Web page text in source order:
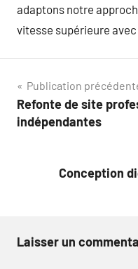
adaptons notre
vitesse supérieure
Navigation
de
Publication
Refonte de site
indépendantes
Conception
Laisser un